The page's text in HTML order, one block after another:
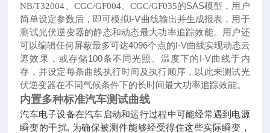
NB/T32004、CGC/GF004、CGC/GF035的SAS模型，用户
简单设定参数后，即可模拟I-V曲线输出并生成报表，用于
测试光伏逆变器的静态和动态最大功率追踪效能。用户还
可以编辑任何屏蔽最多可达4096个点的I-V曲线实现动态云
遮效果，或存储100条不同光照、温度下的I-V曲线于内
存，并设定每条曲线执行时间及执行顺序，以此来测试光
伏逆变器在不同气候条件下的长时间最大功率追踪效能。
内置多种标准汽车测试曲线
汽车电子设备在汽车启动和运行过程中可能经常遇到电源
瞬变的干扰, 为确保被测件能够经受得住这些实际瞬变，